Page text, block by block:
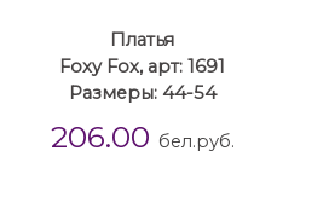
Платья
Foxy Fox, арт: 1691
Размеры: 44-54
206.00 бел.руб.